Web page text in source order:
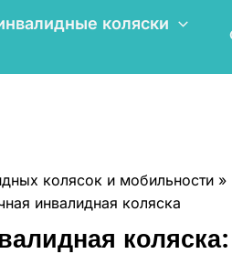
коляски
колясок и мобильности
инвалидная коляска